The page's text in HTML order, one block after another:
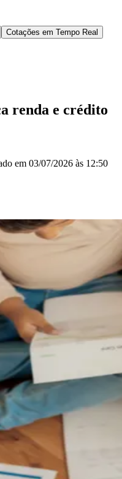
região
Fazenda
Jardim ReginaliceJardim São
Jardim Silveira
Jardim
OsascoParque dos
Luzia Parque Viana
de
Barros Vila Boa VistaVila
Vila Nossa Sra. da
Itapevi Cotia
Franco da
Cotações em Tempo Real
renda e crédito
em 03/07/2026 às 12:50